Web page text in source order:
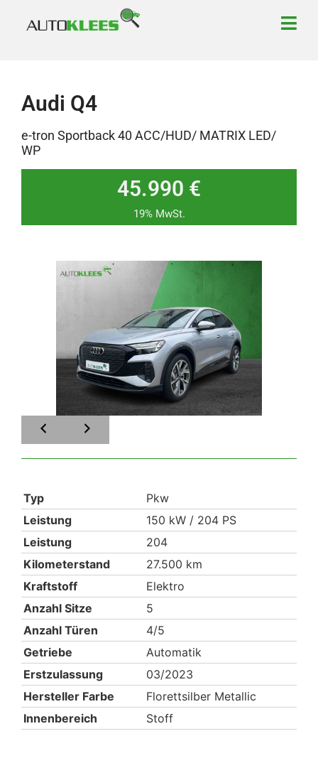
Audi Q4
e-tron Sportback 40 ACC/HUD/ MATRIX LED/
WP
45.990 €
19% MwSt.
Typ
Pkw
Leistung
150 kW / 204 PS
Leistung
204
Kilometerstand
27.500 km
Kraftstoff
Elektro
Anzahl Sitze
5
Anzahl Türen
4/5
Getriebe
Automatik
Erstzulassung
03/2023
Hersteller Farbe
Florettsilber Metallic
Innenbereich
Stoff